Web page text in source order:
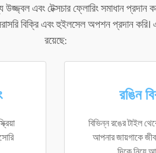
এবং টেক্সচার ফ্লোরিং সমাধান প্রদান
বিক্রি এবং হুইলসেল অপশন প্রদান
রয়েছে:
রঙিন
বিভিন্ন রঙের টাইল
আপনার জায়গাকে